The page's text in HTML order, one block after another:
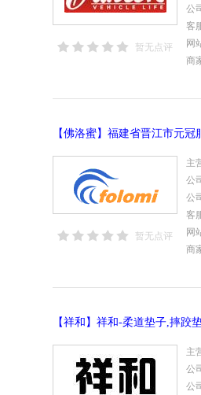
暂无点评
公
客
网
商
【佛洛蜜】福建省晋江市元
暂无点评
主
公
公
客
网
商
【祥和】祥和-柔道垫子,摔跤
主
公
公